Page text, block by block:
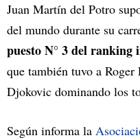
Juan Martín del Potro
del mundo durante su
puesto N° 3 del ranking
que también tuvo a
Djokovic dominando los
Según informa la